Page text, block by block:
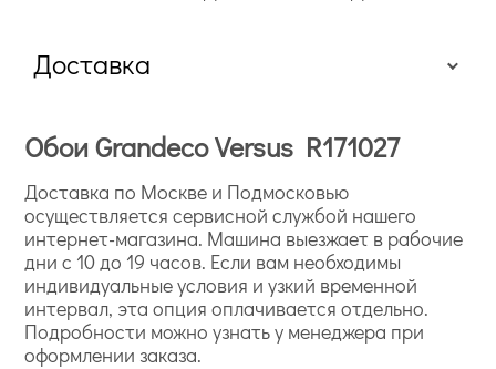
Доставка
Обои Grandeco Versus R171027
Доставка по Москве и Подмосковью
осуществляется сервисной службой нашего
интернет-магазина. Машина выезжает в рабочие
дни с 10 до 19 часов. Если вам необходимы
индивидуальные условия и узкий временной
интервал, эта опция оплачивается отдельно.
Подробности можно узнать у менеджера при
оформлении заказа.